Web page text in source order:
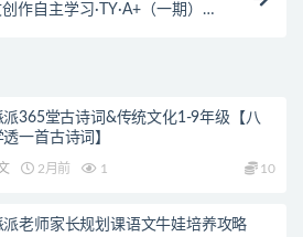
作自主学习·TY·A+（一期）-
派365堂古诗词&传统文化1-9年级【八
一首古诗词】
2月前 1 10
派老师家长规划课语文牛娃培养攻略